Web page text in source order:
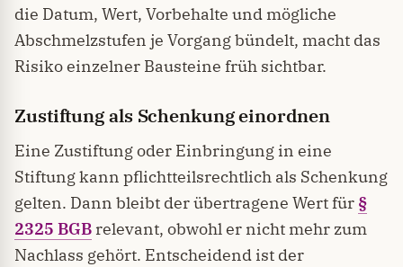
die Datum, Wert, Vorbehalte und mögliche
Abschmelzstufen je Vorgang bündelt, macht das
Risiko einzelner Bausteine früh sichtbar.
Zustiftung als Schenkung einordnen
Eine Zustiftung oder Einbringung in eine
Stiftung kann pflichtteilsrechtlich als Schenkung
gelten. Dann bleibt der übertragene Wert für §
2325 BGB relevant, obwohl er nicht mehr zum
Nachlass gehört. Entscheidend ist der